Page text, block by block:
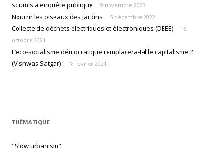
soumis à enquête publique
9 novembre 2023
Nourrir les oiseaux des jardins 5 décembre 2022
Collecte de déchets électriques et électroniques (DEEE)
16
octobre 2021
L’éco-socialisme démocratique remplacera-t-il le capitalisme ?
(Vishwas Satgar)
18 février 2021
THÈMATIQUE
"Slow urbanism"